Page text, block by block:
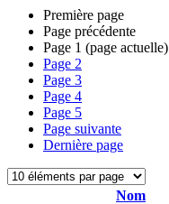
Première page
Page précédente
Page 1 (page actuelle)
Page 2
Page 3
Page 4
Page 5
Page suivante
Dernière page
Nom